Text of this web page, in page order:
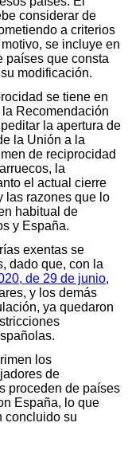
considerar de
a criterios
se incluye en
países que consta
modificación.
se tiene en
Recomendación
la apertura de
la Unión a la
de reciprocidad
la
el actual cierre
las razones que lo
habitual de
y España.
exentas se
dado que, con la
de 29 de junio,
y los demás
ya quedaron
los
de
proceden de países
España, lo que
concluido su